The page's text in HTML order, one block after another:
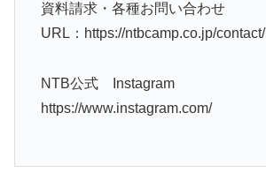
資料請求・各種お問い合わせ
URL：https://ntbcamp.co.jp/contact/
NTB公式 Instagram
https://www.instagram.com/